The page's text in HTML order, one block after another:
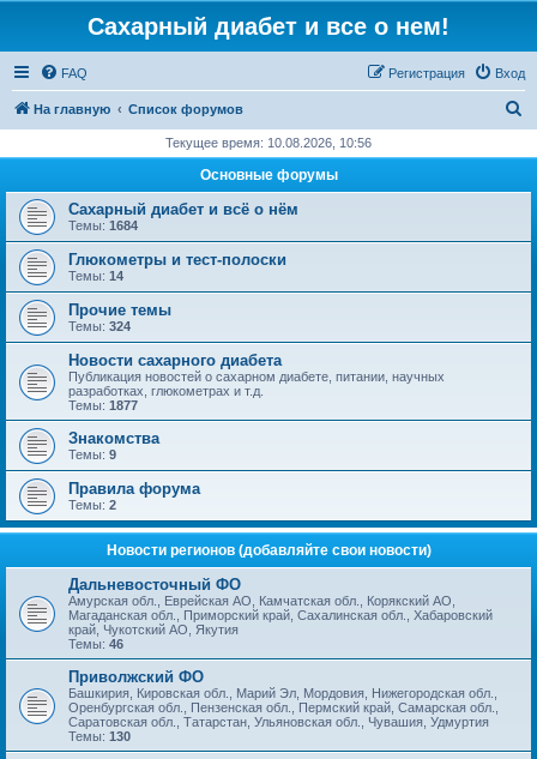
Сахарный диабет и все о нем!
FAQ Вход
Регистрация
На главную Список форумов
с
Текущее время: 10.08.2026, 10:56
Основные форумы
Сахарный диабет и всё о нём
Темы: 1684
Глюкометры и тест-полоски
Темы: 14
Прочие темы
Темы: 324
Новости сахарного диабета
Публикация новостей о сахарном диабете, питании, научных
разработках, глюкометрах и т.д.
Темы: 1877
Знакомства
Темы: 9
Правила форума
Темы: 2
Новости регионов (добавляйте свои новости)
Дальневосточный ФО
Амурская обл., Еврейская АО, Камчатская обл., Корякский АО,
Магаданская обл., Приморский край, Сахалинская обл., Хабаровский
край, Чукотский АО, Якутия
Темы: 46
Приволжский ФО
Башкирия, Кировская обл., Марий Эл, Мордовия, Нижегородская обл.,
Оренбургская обл., Пензенская обл., Пермский край, Самарская обл.,
Саратовская обл., Татарстан, Ульяновская обл., Чувашия, Удмуртия
Темы: 130